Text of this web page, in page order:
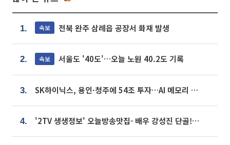
1. 속보 전북 완주 삼례읍 공장서 화재 발생
2. 속보 서울도 '40도'…오늘 노원 40.2도 기록
3. SK하이닉스, 용인·청주에 54조 투자…AI 메모리 생산기지 키운다
4. '2TV 생생정보' 오늘방송맛집- 배우 강성진 단골! 쌀국수ㆍ푸팟퐁 커리 맛집 '블○○○'